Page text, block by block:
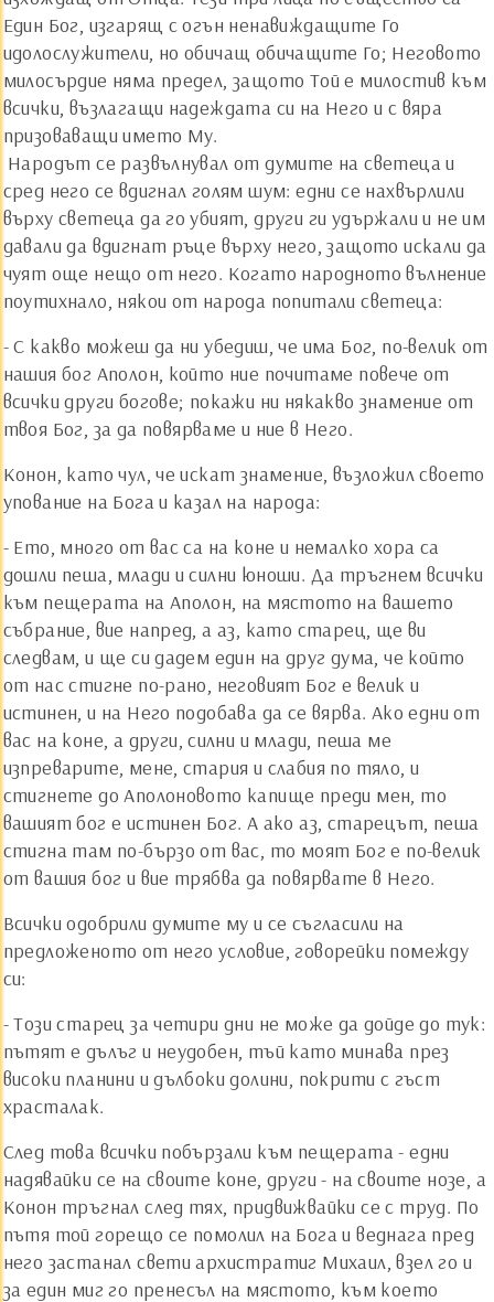
Един Бог, изгарящ с огън ненавиждащите Го
идолослужители, но обичащ обичащите Го; Неговото
милосърдие няма предел, защото Той е милостив към
всички, възлагащи надеждата си на Него и с вяра
призоваващи името Му.
Народът се развълнувал от думите на светеца и
сред него се вдигнал голям шум: едни се нахвърлили
върху светеца да го убият, други ги удържали и не им
давали да вдигнат ръце върху него, защото искали да
чуят още нещо от него. Когато народното вълнение
поутихнало, някои от народа попитали светеца:
- С какво можеш да ни убедиш, че има Бог, по-велик от
нашия бог Аполон, който ние почитаме повече от
всички други богове; покажи ни някакво знамение от
твоя Бог, за да повярваме и ние в Него.
Конон, като чул, че искат знамение, възложил своето
упование на Бога и казал на народа:
- Ето, много от вас са на коне и немалко хора са
дошли пеша, млади и силни юноши. Да тръгнем всички
към пещерата на Аполон, на мястото на вашето
събрание, вие напред, а аз, като старец, ще ви
следвам, и ще си дадем един на друг дума, че който
от нас стигне по-рано, неговият Бог е велик и
истинен, и на Него подобава да се вярва. Ако едни от
вас на коне, а други, силни и млади, пеша ме
изпреварите, мене, стария и слабия по тяло, и
стигнете до Аполоновото капище преди мен, то
вашият бог е истинен Бог. А ако аз, старецът, пеша
стигна там по-бързо от вас, то моят Бог е по-велик
от вашия бог и вие трябва да повярвате в Него.
Всички одобрили думите му и се съгласили на
предложеното от него условие, говорейки помежду
си:
- Този старец за четири дни не може да дойде до тук:
пътят е дълъг и неудобен, тъй като минава през
високи планини и дълбоки долини, покрити с гъст
храсталак.
След това всички побързали към пещерата - едни
надявайки се на своите коне, други - на своите нозе, а
Конон тръгнал след тях, придвижвайки се с труд. По
пътя той горещо се помолил на Бога и веднага пред
него застанал свети архистратиг Михаил, взел го и
за един миг го пренесъл на мястото, към което